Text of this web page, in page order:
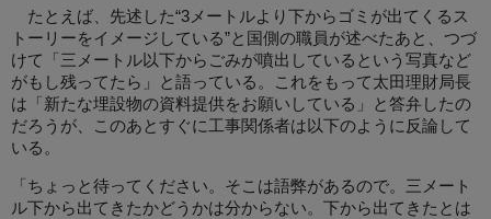
たとえば、先述した“3メートルより下からゴミが出てくるス
トーリーをイメージしている”と国側の職員が述べたあと、つづ
けて「三メートル以下からごみが噴出しているという写真など
がもし残ってたら」と語っている。これをもって太田理財局長
は「新たな埋設物の資料提供をお願いしている」と答弁したの
だろうが、このあとすぐに工事関係者は以下のように反論して
いる。
「ちょっと待ってください。そこは語弊があるので。三メート
ル下から出てきたかどうかは分からない。下から出てきたとは